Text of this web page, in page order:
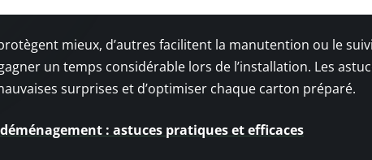
mieux, d’autres facilitent la manutention ou le
un temps considérable lors de l’installation. Les
surprises et d’optimiser chaque carton préparé.
: astuces pratiques et efficaces